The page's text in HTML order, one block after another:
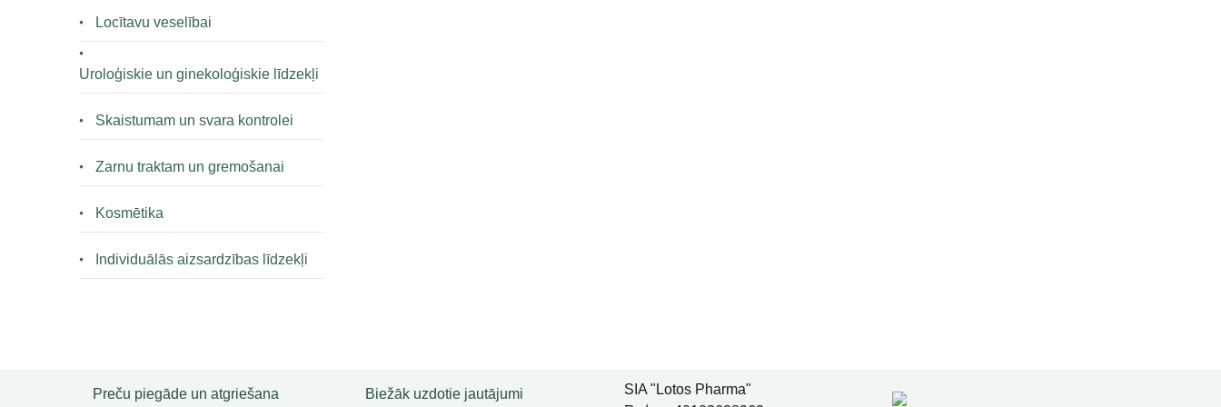
Locītavu veselībai
Uroloģiskie un ginekoloģiskie līdzekļi
Skaistumam un svara kontrolei
Zarnu traktam un gremošanai
Kosmētika
Individuālās aizsardzības līdzekļi
Preču piegāde un atgriešana Biežāk uzdotie jautājumi
SIA "Lotos Pharma"